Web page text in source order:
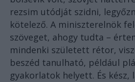
rezsim utódját szidni,
kötelező. A miniszterelnök
szöveget, ahogy tudta –
mindenki született rétor,
beszéd tanulható, például
gyakorlatok helyett. És kész,